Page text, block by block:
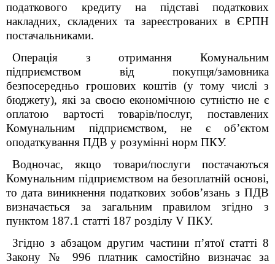
податкового кредиту на підставі податкових
накладних, складених та зареєстрованих в ЄРПН
постачальниками.
Операція з отримання Комунальним
підприємством від покупця/замовника
безпосередньо грошових коштів (у тому числі з
бюджету), які за своєю економічною сутністю не є
оплатою вартості товарів/послуг, поставлених
Комунальним підприємством, не є об’єктом
оподаткування ПДВ у розумінні норм ПКУ.
Водночас, якщо товари/послуги постачаються
Комунальним підприємством на безоплатній основі,
то дата виникнення податкових зобов’язань з ПДВ
визначається за загальним правилом згідно з
пунктом 187.1 статті 187 розділу V ПКУ.
Згідно з абзацом другим частини п’ятої статті 8
Закону № 996 платник самостійно визначає за